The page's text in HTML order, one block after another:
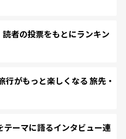
者の投票をもとにランキン
がもっと楽しくなる 旅先・
ーマに語るインタビュー連